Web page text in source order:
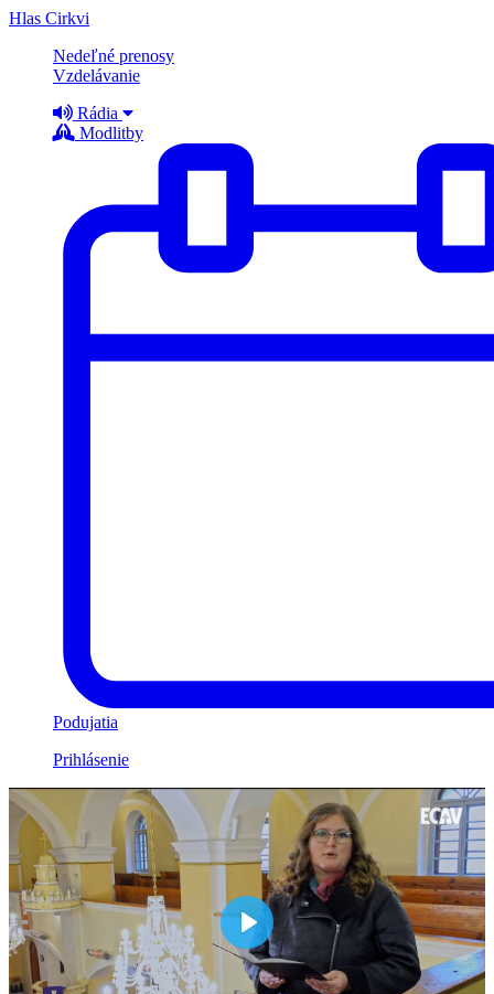
Hlas Cirkvi
Nedeľné prenosy
Vzdelávanie
Rádia
Modlitby
Podujatia
Prihlásenie
Play